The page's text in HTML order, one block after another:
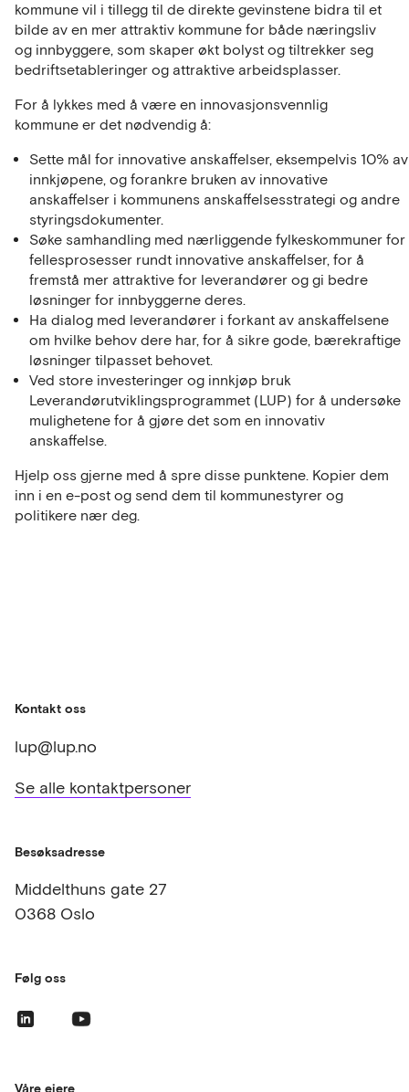
kommune vil i tillegg til de direkte gevinstene bidra til et
bilde av en mer attraktiv kommune for både næringsliv
og innbyggere, som skaper økt bolyst og tiltrekker seg
bedriftsetableringer og attraktive arbeidsplasser.
For å lykkes med å være en innovasjonsvennlig
kommune er det nødvendig å:
Sette mål for innovative anskaffelser, eksempelvis 10% av
innkjøpene, og forankre bruken av innovative
anskaffelser i kommunens anskaffelsesstrategi og andre
styringsdokumenter.
Søke samhandling med nærliggende fylkeskommuner for
fellesprosesser rundt innovative anskaffelser, for å
fremstå mer attraktive for leverandører og gi bedre
løsninger for innbyggerne deres.
Ha dialog med leverandører i forkant av anskaffelsene
om hvilke behov dere har, for å sikre gode, bærekraftige
løsninger tilpasset behovet.
Ved store investeringer og innkjøp bruk
Leverandørutviklingsprogrammet (LUP) for å undersøke
mulighetene for å gjøre det som en innovativ
anskaffelse.
Hjelp oss gjerne med å spre disse punktene. Kopier dem
inn i en e-post og send dem til kommunestyrer og
politikere nær deg.
Kontakt oss
lup@lup.no
Se alle kontaktpersoner
Besøksadresse
Middelthuns gate 27
0368 Oslo
Følg oss
Våre eiere